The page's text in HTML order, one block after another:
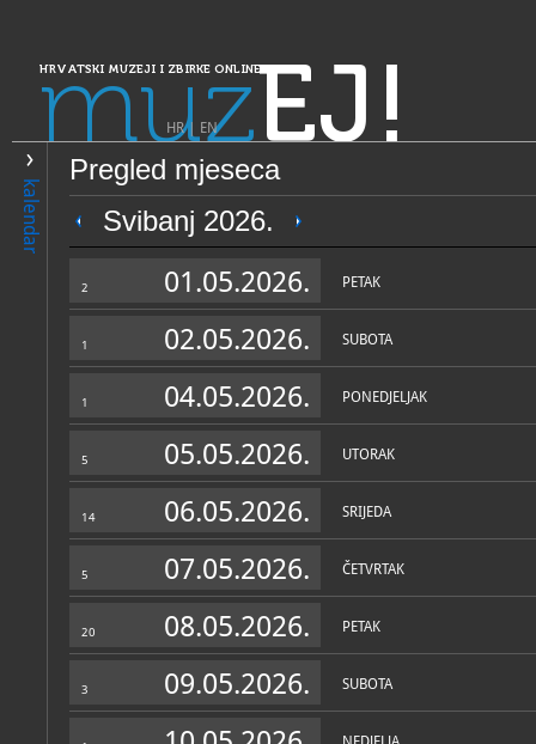
HRVATSKI MUZEJI I ZBIRKE ONLINE
muzEJ!
HR| EN
kalendar
Pregled mjeseca
Svibanj 2026.
2 01.05.2026. PETAK
1 02.05.2026. SUBOTA
1 04.05.2026. PONEDJELJAK
5 05.05.2026. UTORAK
14 06.05.2026. SRIJEDA
5 07.05.2026. ČETVRTAK
20 08.05.2026. PETAK
3 09.05.2026. SUBOTA
PRETRAŽIVANJE
Dalmacija
Arheološki muzej Zadar -
starina
OPĆI PODACI
Zbirke